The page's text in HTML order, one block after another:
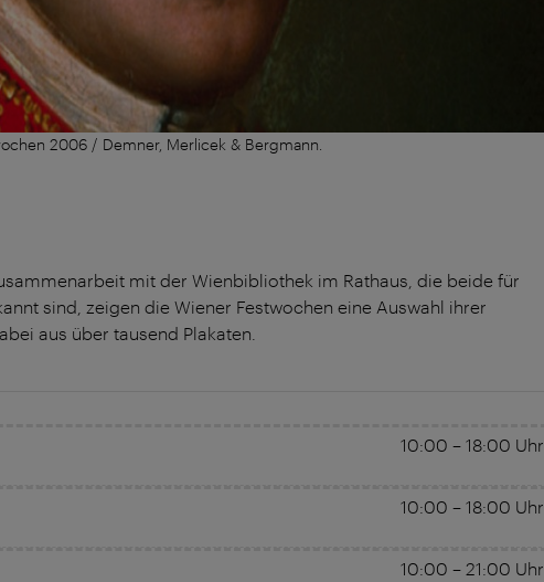
2006 / Demner, Merlicek & Bergmann.
mit der Wienbibliothek im Rathaus, die beide für
sind, zeigen die Wiener Festwochen eine Auswahl ihrer
aus über tausend Plakaten.
10:00 – 18:00 Uhr
10:00 – 18:00 Uhr
10:00 – 21:00 Uhr